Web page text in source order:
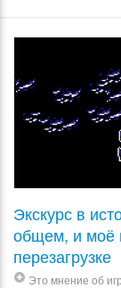
Экскурс в
общем, и моё
перезагрузке
Это мнение об